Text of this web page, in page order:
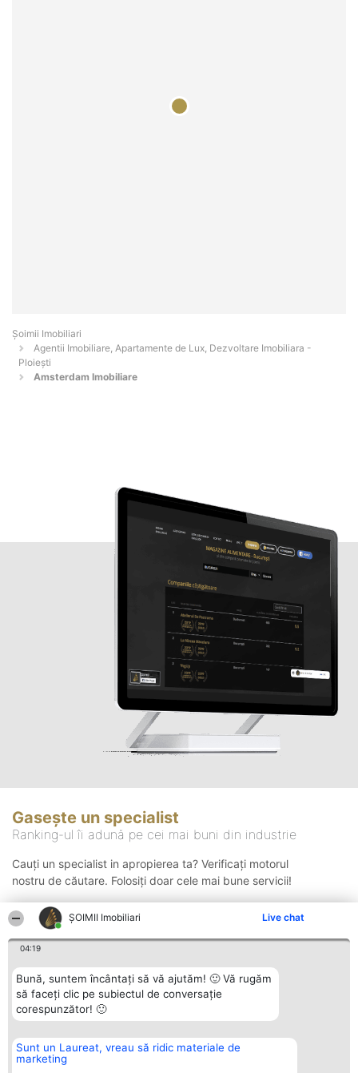
ȘOIMII Imobiliari Live chat
04:19
Bună, suntem încântați să vă ajutăm! 🙂 Vă rugăm
să faceți clic pe subiectul de conversație
corespunzător! 🙂
Sunt un Laureat, vreau să ridic materiale de
marketing
Șoimii Imobiliari
Agentii Imobiliare, Apartamente de Lux, Dezvoltare Imobiliara -
Ploieşti
Amsterdam Imobiliare
Gasește un specialist
Ranking-ul îi adună pe cei mai buni din industrie
Cauți un specialist in apropierea ta? Verificați motorul
nostru de căutare. Folosiți doar cele mai bune servicii!
Organizator Ranking
BRIGHT SOLUTIONS BR SRL
Plebiscyt Contact